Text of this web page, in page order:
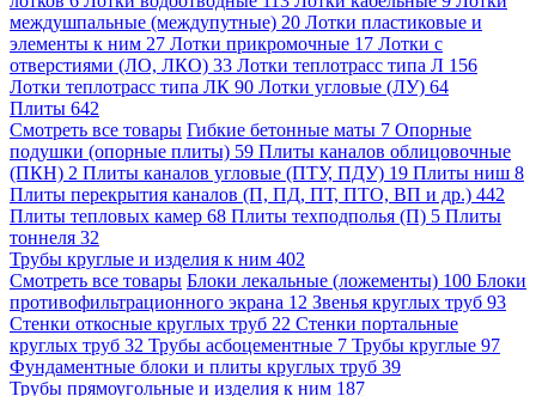
междушпальные (междупутные) 20 Лотки пластиковые и
элементы к ним 27 Лотки прикромочные 17 Лотки с
отверстиями (ЛО, ЛКО) 33 Лотки теплотрасс типа Л 156
Лотки теплотрасс типа ЛК 90 Лотки угловые (ЛУ) 64
Плиты 642
Смотреть все товары Гибкие бетонные маты 7 Опорные
подушки (опорные плиты) 59 Плиты каналов облицовочные
(ПКН) 2 Плиты каналов угловые (ПТУ, ПДУ) 19 Плиты ниш 8
Плиты перекрытия каналов (П, ПД, ПТ, ПТО, ВП и др.) 442
Плиты тепловых камер 68 Плиты техподполья (П) 5 Плиты
тоннеля 32
Трубы круглые и изделия к ним 402
Смотреть все товары Блоки лекальные (ложементы) 100 Блоки
противофильтрационного экрана 12 Звенья круглых труб 93
Стенки откосные круглых труб 22 Стенки портальные
круглых труб 32 Трубы асбоцементные 7 Трубы круглые 97
Фундаментные блоки и плиты круглых труб 39
Трубы прямоугольные и изделия к ним 187